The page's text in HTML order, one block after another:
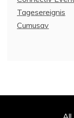
Tagesereignis
Cumusav
All